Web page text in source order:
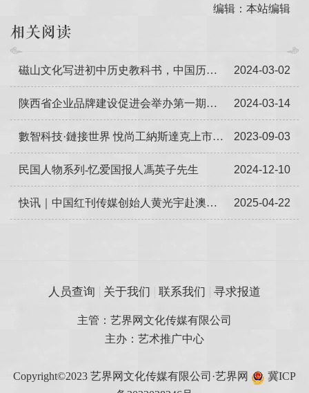
编辑：本站编辑
相关阅读
2024-03-02
磁山文化写进初中历史教科书，中国历史文化更加完善
2024-03-14
陕西省企业品牌建设促进会举办第一期标准、品牌建设培训会
2023-09-03
數智科技·鏈接世界 悅尚工納斯達克上市啓動儀式 暨東方臻品地标農品專業聯盟宣貫會成功舉辦
2024-12-10
民国人物系列-忆爱国报人馮英子先生
2025-04-22
快讯｜中国红刊传媒创始人黄光宇赴澳门卫生局交流
人员查询 关于我们 联系我们 寻求报道
主管：艺界网文化传媒有限公司
主办：艺术推广中心
Copyright©2023 艺界网文化传媒有限公司·艺界网
冀ICP